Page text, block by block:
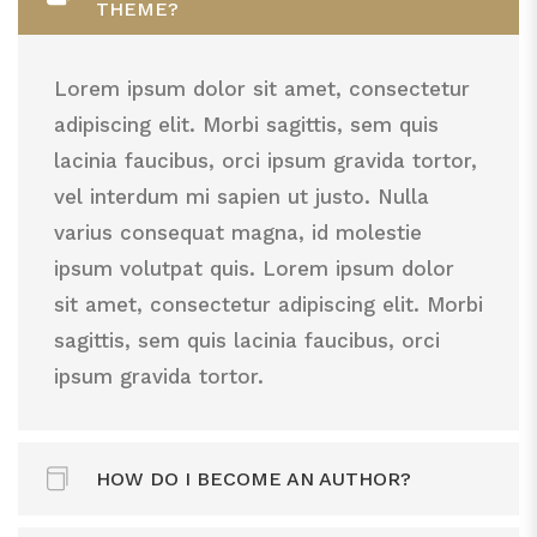
adipiscing elit. Morbi sagittis, sem quis
vel interdum mi sapien ut justo. Nulla
varius consequat magna, id molestie
ipsum volutpat quis. Lorem ipsum dolor
sit amet, consectetur adipiscing elit. Morbi
sagittis, sem quis lacinia faucibus, orci
ipsum gravida tortor.
THEME?
Lorem ipsum dolor sit amet, consectetur
adipiscing elit. Morbi sagittis, sem quis
lacinia faucibus, orci ipsum gravida tortor,
vel interdum mi sapien ut justo. Nulla
varius consequat magna, id molestie
ipsum volutpat quis. Lorem ipsum dolor
sit amet, consectetur adipiscing elit. Morbi
sagittis, sem quis lacinia faucibus, orci
ipsum gravida tortor.
HOW DO I BECOME AN AUTHOR?